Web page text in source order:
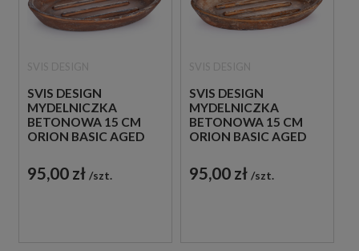
SVIS DESIGN
MYDELNICZKA
BETONOWA 15 CM
ORION BASIC AGED
CZARNA
95,00 zł szt.
SVIS DESIGN
MYDELNICZKA
BETONOWA 15 CM
ORION BASIC AGED
BRĄZOWA
95,00 zł szt.